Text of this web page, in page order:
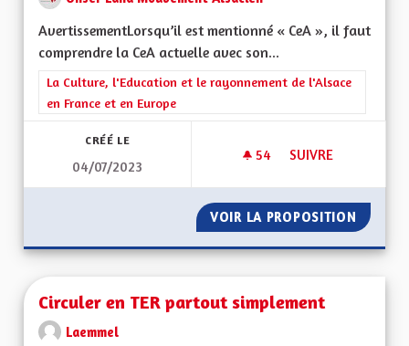
AvertissementLorsqu’il est mentionné « CeA », il faut
comprendre la CeA actuelle avec son...
Filtrer les résultats de la catégorie : La Culture, l'Education et
La Culture, l'Education et le rayonnement de l'Alsace
en France et en Europe
CRÉÉ LE
04/07/2023
54 54 ABONNÉS
SUIVRE
VOIR LA PROPOSITION
Circuler en TER partout simplement
Laemmel